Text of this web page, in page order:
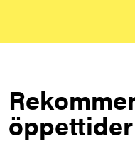
öppettider